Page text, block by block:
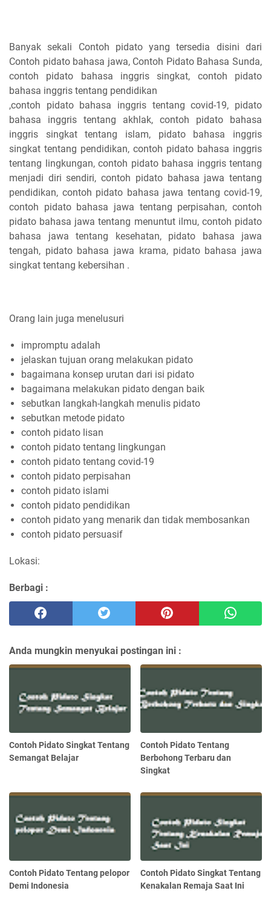
Banyak sekali Contoh pidato yang tersedia disini dari
Contoh pidato bahasa jawa, Contoh Pidato Bahasa Sunda,
contoh pidato bahasa inggris singkat, contoh pidato
bahasa inggris tentang pendidikan
,contoh pidato bahasa inggris tentang covid-19, pidato
bahasa inggris tentang akhlak, contoh pidato bahasa
inggris singkat tentang islam, pidato bahasa inggris
singkat tentang pendidikan, contoh pidato bahasa inggris
tentang lingkungan, contoh pidato bahasa inggris tentang
menjadi diri sendiri, contoh pidato bahasa jawa tentang
pendidikan, contoh pidato bahasa jawa tentang covid-19,
contoh pidato bahasa jawa tentang perpisahan, contoh
pidato bahasa jawa tentang menuntut ilmu, contoh pidato
bahasa jawa tentang kesehatan, pidato bahasa jawa
tengah, pidato bahasa jawa krama, pidato bahasa jawa
singkat tentang kebersihan .
Orang lain juga menelusuri
impromptu adalah
jelaskan tujuan orang melakukan pidato
bagaimana konsep urutan dari isi pidato
bagaimana melakukan pidato dengan baik
sebutkan langkah-langkah menulis pidato
sebutkan metode pidato
contoh pidato lisan
contoh pidato tentang lingkungan
contoh pidato tentang covid-19
contoh pidato perpisahan
contoh pidato islami
contoh pidato pendidikan
contoh pidato yang menarik dan tidak membosankan
contoh pidato persuasif
Lokasi:
Berbagi :
Anda mungkin menyukai postingan ini :
Contoh Pidato Singkat Tentang
Semangat Belajar
Contoh Pidato Tentang
Berbohong Terbaru dan
Singkat
Contoh Pidato Tentang pelopor
Demi Indonesia
Contoh Pidato Singkat Tentang
Kenakalan Remaja Saat Ini